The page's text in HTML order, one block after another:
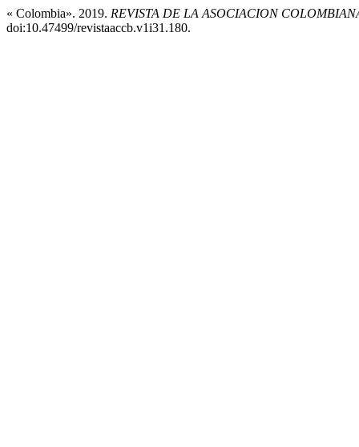
« Colombia». 2019. REVISTA DE LA ASOCIACION
doi:10.47499/revistaaccb.v1i31.180.